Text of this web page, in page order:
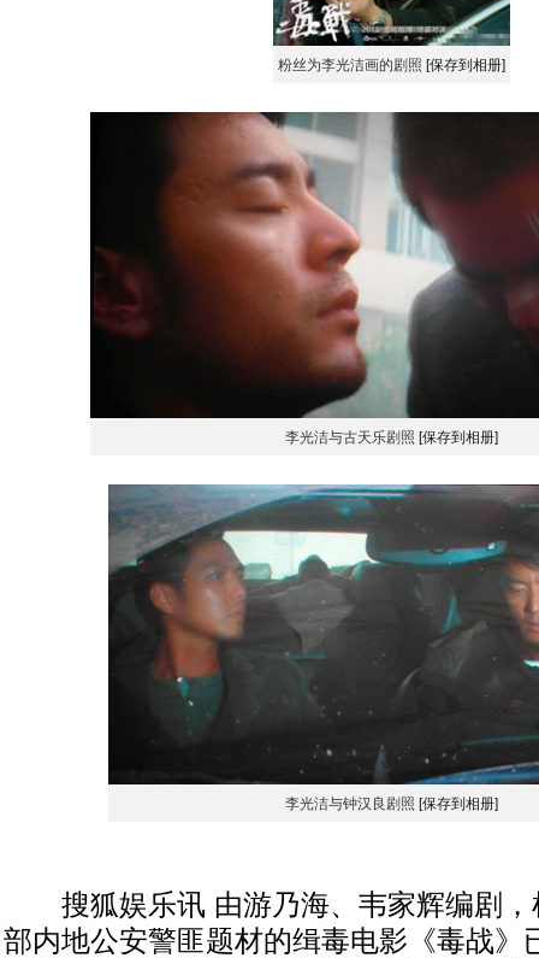
粉丝为李光洁画的剧照 [保存到相册]
李光洁与古天乐剧照 [保存到相册]
李光洁与钟汉良剧照 [保存到相册]
搜狐娱乐讯 由游乃海、韦家辉编剧，
部内地公安警匪题材的缉毒电影《毒战》